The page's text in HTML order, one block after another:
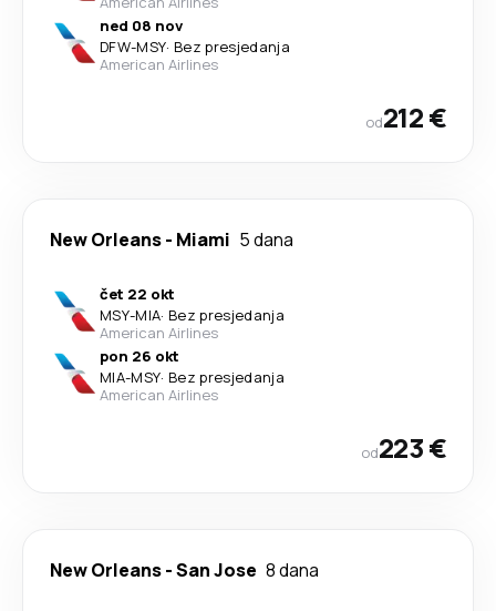
ned 08 nov
DFW-MSY· Bez presjedanja
American Airlines
od212 €
New Orleans- Miami 5 dana
čet 22 okt
MSY-MIA· Bez presjedanja
American Airlines
pon 26 okt
MIA-MSY· Bez presjedanja
American Airlines
od223 €
New Orleans-San Jose 8 dana